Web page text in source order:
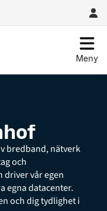
Meny
bredband, nätverk
och
driver vår egen
egna datacenter.
och dig tydlighet i